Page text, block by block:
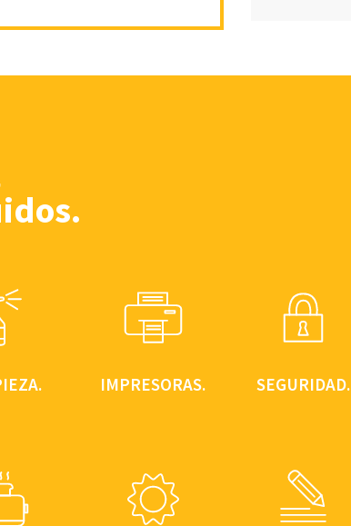
de
IMPRESORAS.
IMPRESORAS.
Fotocopia,
escanea e
imprime con tu
código personal.
SEGURIDAD.
SEGURIDAD.
Alarma y
videovigilancia
en todo el Lab.